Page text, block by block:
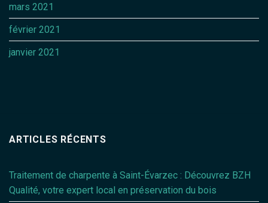
mars 2021
février 2021
janvier 2021
ARTICLES RÉCENTS
Traitement de charpente à Saint-Évarzec : Découvrez BZH
Qualité, votre expert local en préservation du bois